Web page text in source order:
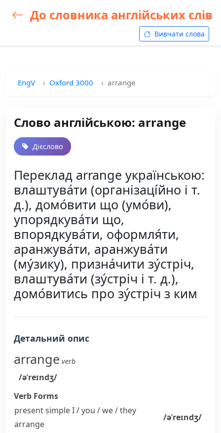
До словника англійських слів
Вивчати слова
EngV Oxford 3000 arrange
Слово англійською: arrange
Дієслово
Переклад arrange українською:
влаштува́ти (організаці́йно і т.
д.), домо́вити що (умо́ви),
упорядкува́ти що,
впорядкува́ти, оформля́ти,
аранжува́ти, аранжува́ти
(му́зику), призна́чити зу́стріч,
влаштува́ти (зу́стріч і т. д.),
домо́витись про зу́стріч з ким
Детальний опис
arrange verb
/əˈreɪndʒ/
Verb Forms
present simple I / you / we / they
arrange
/əˈreɪndʒ/